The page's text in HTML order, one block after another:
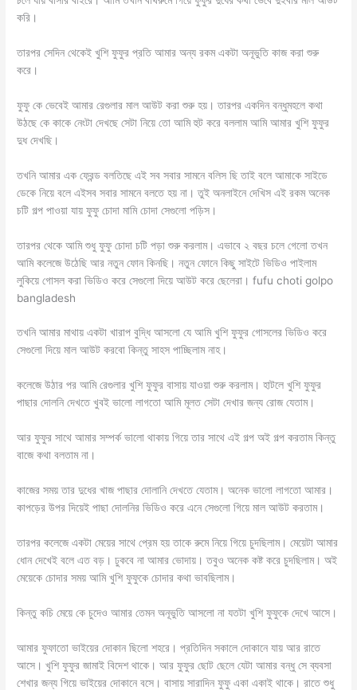
করি।
তারপর সেদিন থেকেই খুশি ফুফুর প্রতি আমার অন্য রকম একটা অনূভুতি কাজ করা শুরু
করে।
ফুফু কে ভেবেই আমার রেগুলার মাল আউট করা শুরু হয়। তারপর একদিন বন্ধুমহলে কথা
উঠছে কে কাকে নেংটা দেখছে সেটা নিয়ে তো আমি হুট করে বললাম আমি আমার খুশি ফুফুর
দুধ দেখছি।
তখনি আমার এক ফ্রেন্ড বলতিছে এই সব সবার সামনে বলিস ছি তাই বলে আমাকে সাইডে
ডেকে নিয়ে বলে এইসব সবার সামনে বলতে হয় না। তুই অনলাইনে দেখিস এই রকম অনেক
চটি গল্প পাওয়া যায় ফুফু চোদা মামি চোদা সেগুলো পড়িস।
তারপর থেকে আমি শুধু ফুফু চোদা চটি পড়া শুরু করলাম। এভাবে ২ বছর চলে গেলো তখন
আমি কলেজে উঠেছি আর নতুন ফোন কিনছি। নতুন ফোনে কিছু সাইটে ভিডিও পাইলাম
লুকিয়ে গোসল করা ভিডিও করে সেগুলো দিয়ে আউট করে ছেলেরা। fufu choti golpo
bangladesh
তখনি আমার মাথায় একটা খারাপ বুদ্ধি আসলো যে আমি খুশি ফুফুর গোসলের ভিডিও করে
সেগুলো দিয়ে মাল আউট করবো কিন্তু সাহস পাচ্ছিলাম নাহ।
কলেজে উঠার পর আমি রেগুলার খুশি ফুফুর বাসায় যাওয়া শুরু করলাম। হাটলে খুশি ফুফুর
পাছার দোলনি দেখতে খুবই ভালো লাগতো আমি মূলত সেটা দেখার জন্য রোজ যেতাম।
আর ফুফুর সাথে আমার সম্পর্ক ভালো থাকায় গিয়ে তার সাথে এই গল্প অই গল্প করতাম কিন্তু
বাজে কথা বলতাম না।
কাজের সময় তার দুধের খাজ পাছার দোলানি দেখতে যেতাম। অনেক ভালো লাগতো আমার।
কাপড়ের উপর দিয়েই পাছা দোলনির ভিডিও করে এনে সেগুলো গিয়ে মাল আউট করতাম।
তারপর কলেজে একটা মেয়ের সাথে প্রেম হয় তাকে রুমে নিয়ে গিয়ে চুদছিলাম। মেয়েটা আমার
ধোন দেখেই বলে এত বড়। ঢুকবে না আমার ভোদায়। তবুও অনেক কষ্ট করে চুদছিলাম। অই
মেয়েকে চোদার সময় আমি খুশি ফুফুকে চোদার কথা ভাবছিলাম।
কিন্তু কচি মেয়ে কে চুদেও আমার তেমন অনূভুতি আসলো না যতটা খুশি ফুফুকে দেখে আসে।
আমার ফুফাতো ভাইয়ের দোকান ছিলো শহরে। প্রতিদিন সকালে দোকানে যায় আর রাতে
আসে। খুশি ফুফুর জামাই বিদেশ থাকে। আর ফুফুর ছোট ছেলে যেটা আমার বন্ধু সে ব্যবসা
শেখার জন্য গিয়ে ভাইয়ের দোকানে বসে। বাসায় সারাদিন ফুফু একা একাই থাকে। রাতে শুধু